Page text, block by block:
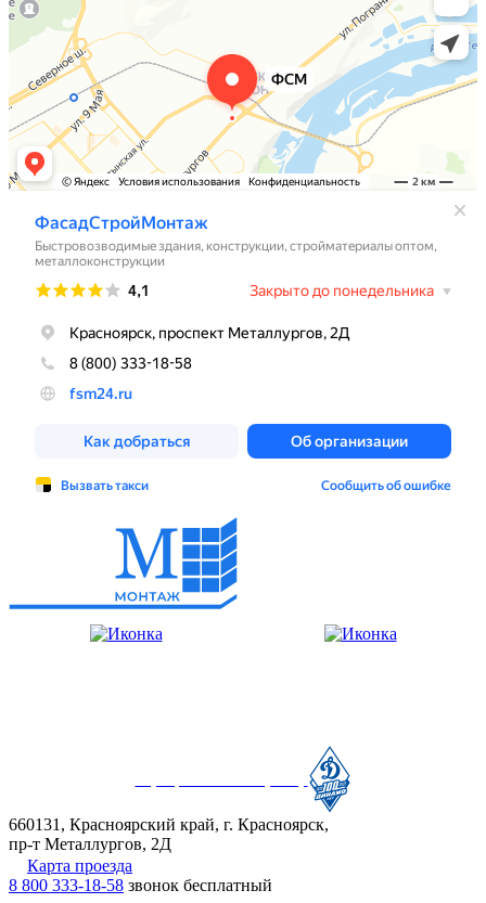
660131, Красноярский край, г. Красноярск,
пр-т Металлургов, 2Д
Карта проезда
8 800 333-18-58 звонок бесплатный